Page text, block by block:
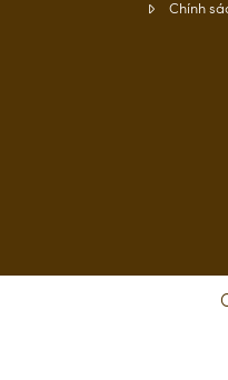
Chính